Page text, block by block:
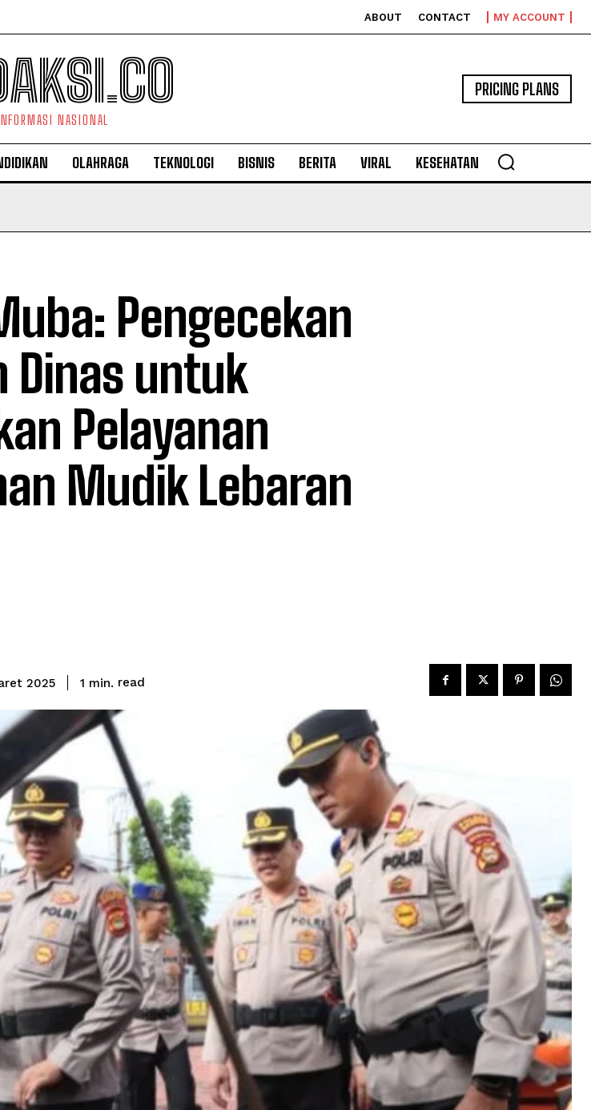
ABOUT CONTACT MY ACCOUNT
NASIONAL
PRICING PLANS
OLAHRAGA TEKNOLOGI BISNIS BERITA VIRAL KESEHATAN
Pengecekan
Dinas untuk
Pelayanan
Mudik Lebaran
2025 1 min. read